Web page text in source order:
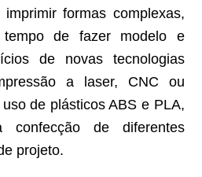
formas complexas,
de fazer modelo e
de novas tecnologias
a laser, CNC ou
de plásticos ABS e PLA,
confecção de diferentes
projeto.